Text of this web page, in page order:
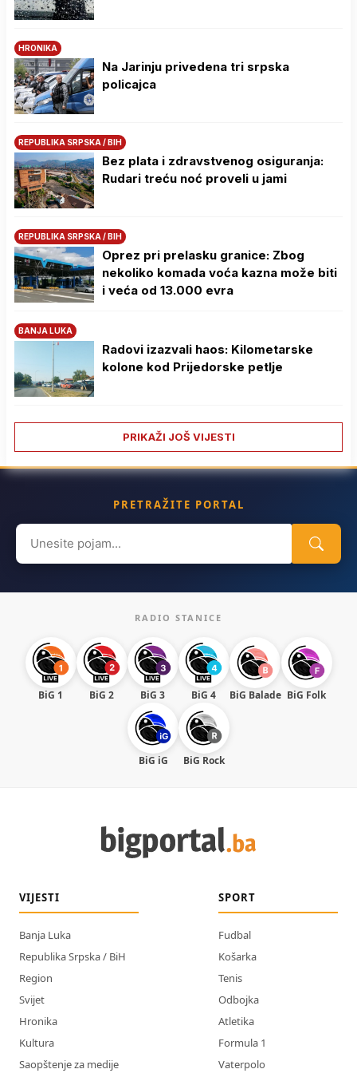
HRONIKA
Na Јarinju privedena tri srpska
policajca
REPUBLIKA SRPSKA / BIH
Bez plata i zdravstvenog osiguranja:
Rudari treću noć proveli u jami
REPUBLIKA SRPSKA / BIH
Oprez pri prelasku granice: Zbog
nekoliko komada voća kazna može biti
i veća od 13.000 evra
BANJA LUKA
Radovi izazvali haos: Kilometarske
kolone kod Prijedorske petlje
PRIKAŽI JOŠ VIJESTI
PRETRAŽITE PORTAL
Search
for:
RADIO STANICE
BiG 1 BiG 2 BiG 3 BiG 4 BiG Balade BiG Folk
BiG iG BiG Rock
VIJESTI
Banja Luka
Republika Srpska / BiH
Region
Svijet
Hronika
Kultura
Saopštenje za medije
SPORT
Fudbal
Košarka
Tenis
Odbojka
Atletika
Formula 1
Vaterpolo